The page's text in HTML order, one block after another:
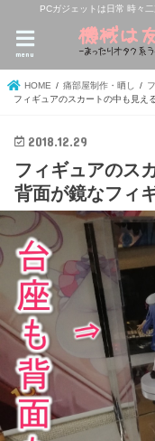
PCガジェットは日常 時々
menu
HOME 痛部屋制作・晒し
フィギュアのスカートの中も見
2018.12.29
フィギュアのス
背面が鏡なフィ